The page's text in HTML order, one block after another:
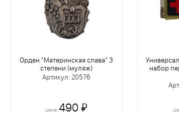
Орден "Материнская слава" 3
степени (муляж)
Артикул: 20576
Цена: 490 ₽
набор